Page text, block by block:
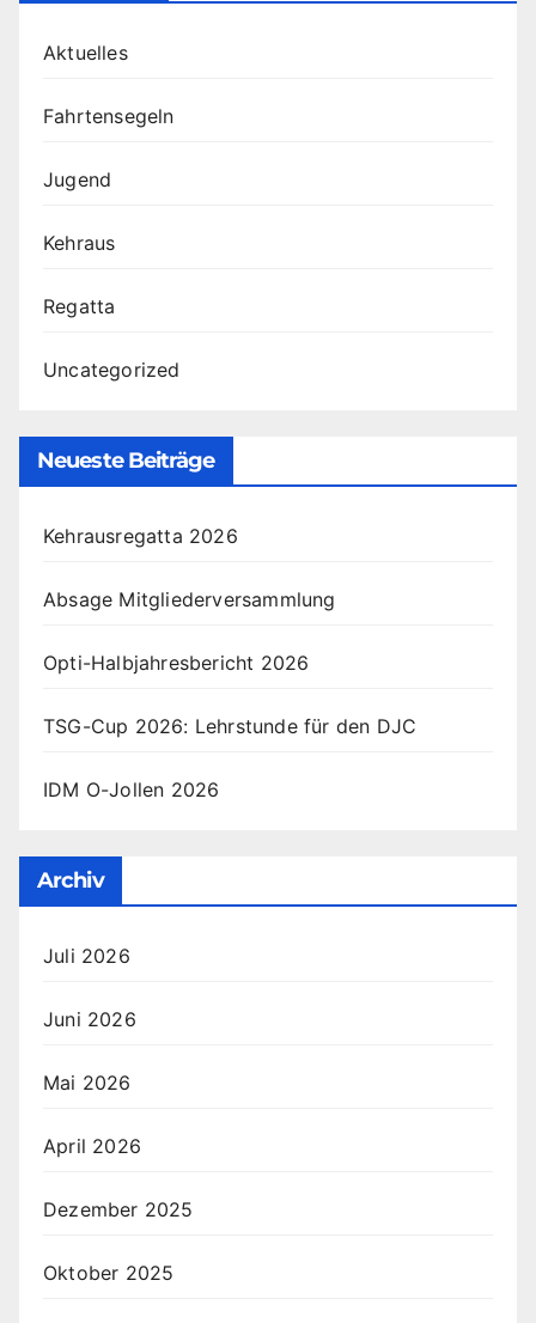
Aktuelles
Fahrtensegeln
Jugend
Kehraus
Regatta
Uncategorized
Neueste Beiträge
Kehrausregatta 2026
Absage Mitgliederversammlung
Opti-Halbjahresbericht 2026
TSG-Cup 2026: Lehrstunde für den DJC
IDM O-Jollen 2026
Archiv
Juli 2026
Juni 2026
Mai 2026
April 2026
Dezember 2025
Oktober 2025